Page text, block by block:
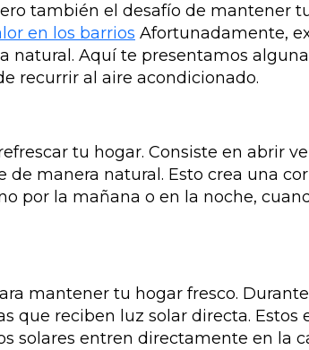
también el desafío de mantener
en los barrios Afortunadamente,
Aquí te presentamos
recurrir al aire acondicionado.
tu hogar. Consiste en abrir
manera natural. Esto crea una
por la mañana o en la noche,
mantener tu hogar fresco.
que reciben luz solar directa.
solares entren directamente en la